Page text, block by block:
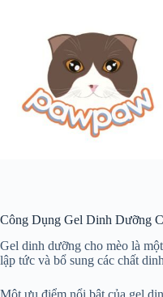
Công Dụng Gel Dinh Dưỡng
Gel dinh dưỡng cho mèo là
lập tức và bổ sung các chất